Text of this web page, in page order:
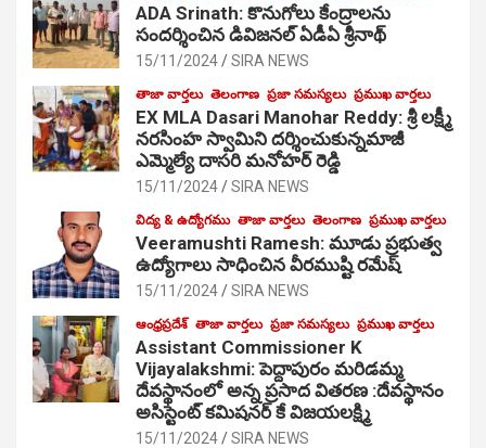
ADA Srinath: కొనుగోలు కేంద్రాల‌ను
సంద‌ర్శించిన డివిజనల్ ఏడీఏ శ్రీనాథ్
15/11/2024 SIRA NEWS
తాజా వార్తలు తెలంగాణ ప్రజా సమస్యలు ప్రముఖ వార్తలు
EX MLA Dasari Manohar Reddy: శ్రీ లక్ష్మీ
నరసింహ స్వామిని దర్శించుకున్నమాజీ
ఎమ్మెల్యే దాసరి మనోహర్ రెడ్డి
15/11/2024 SIRA NEWS
విద్య & ఉద్యోగము తాజా వార్తలు తెలంగాణ ప్రముఖ వార్తలు
Veeramushti Ramesh: మూడు ప్రభుత్వ
ఉద్యోగాలు సాధించిన వీరముష్టి రమేష్
15/11/2024 SIRA NEWS
ఆంధ్రప్రదేశ్ తాజా వార్తలు ప్రజా సమస్యలు ప్రముఖ వార్తలు
Assistant Commissioner K
Vijayalakshmi: పెద్దాపురం మరిడమ్మ
దేవస్థానంలో అన్న ప్రసాద వితరణ :దేవస్థానం
అసిస్టెంట్ కమిషనర్ కే విజయలక్ష్మి
15/11/2024 SIRA NEWS